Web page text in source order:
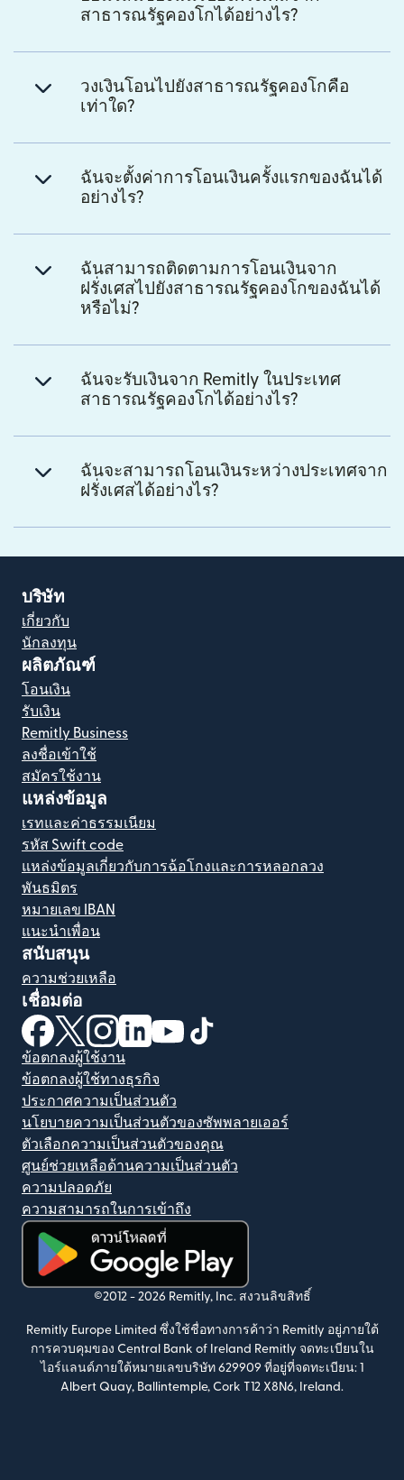
สาธารณรัฐคองโกได้อย่างไร?
วงเงินโอนไปยังสาธารณรัฐคองโกคือ
เท่าใด?
ฉันจะตั้งค่าการโอนเงินครั้งแรกของฉันได้
อย่างไร?
ฉันสามารถติดตามการโอนเงินจาก
ฝรั่งเศสไปยังสาธารณรัฐคองโกของฉันได้
หรือไม่?
ฉันจะรับเงินจาก Remitly ในประเทศ
สาธารณรัฐคองโกได้อย่างไร?
ฉันจะสามารถโอนเงินระหว่างประเทศจาก
ฝรั่งเศสได้อย่างไร?
บริษัท
เกี่ยวกับ
นักลงทุน
ผลิตภัณฑ์
โอนเงิน
รับเงิน
Remitly Business
ลงชื่อเข้าใช้
สมัครใช้งาน
แหล่งข้อมูล
เรทและค่าธรรมเนียม
รหัส Swift code
แหล่งข้อมูลเกี่ยวกับการฉ้อโกงและการหลอกลวง
พันธมิตร
หมายเลข IBAN
แนะนำเพื่อน
สนับสนุน
ความช่วยเหลือ
เชื่อมต่อ
(เปิดในหน้าต่างใหม่)
(เปิดในหน้าต่างใหม่)
(เปิดในหน้าต่างใหม่)
(เปิดในหน้าต่างใหม่)
(เปิดในหน้าต่างใหม่)
ข้อตกลงผู้ใช้งาน
ข้อตกลงผู้ใช้ทางธุรกิจ
ประกาศความเป็นส่วนตัว
นโยบายความเป็นส่วนตัวของซัพพลายเออร์
ตัวเลือกความเป็นส่วนตัวของคุณ
ศูนย์ช่วยเหลือด้านความเป็นส่วนตัว
ความปลอดภัย
ความสามารถในการเข้าถึง
(เปิดในหน้าต่างใหม่)
©2012 - 2026 Remitly, Inc. สงวนลิขสิทธิ์
Remitly Europe Limited ซึ่งใช้ชื่อทางการค้าว่า Remitly อยู่ภายใต้
การควบคุมของ Central Bank of Ireland Remitly จดทะเบียนใน
ไอร์แลนด์ภายใต้หมายเลขบริษัท 629909 ที่อยู่ที่จดทะเบียน: 1
Albert Quay, Ballintemple, Cork T12 X8N6, Ireland.